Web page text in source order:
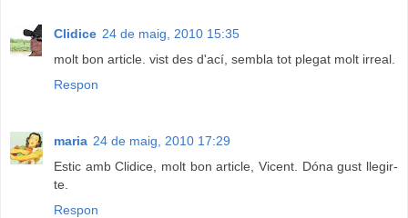
Clidice 24 de maig, 2010 15:35
molt bon article. vist des d'ací, sembla tot plegat molt irreal.
Respon
maria 24 de maig, 2010 17:29
Estic amb Clidice, molt bon article, Vicent. Dóna gust llegir-
te.
Respon